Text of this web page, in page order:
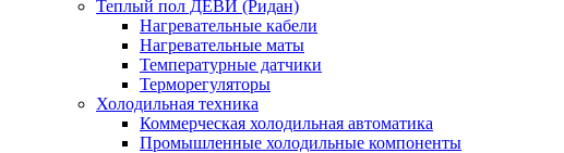
Теплый пол ДЕВИ (Ридан)
Нагревательные кабели
Нагревательные маты
Температурные датчики
Терморегуляторы
Холодильная техника
Коммерческая холодильная автоматика
Промышленные холодильные компоненты